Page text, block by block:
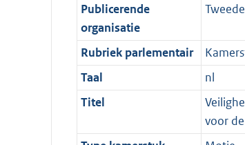
Publicerende
organisatie
Rubriek parlementair
Taal
nl
Titel
voor